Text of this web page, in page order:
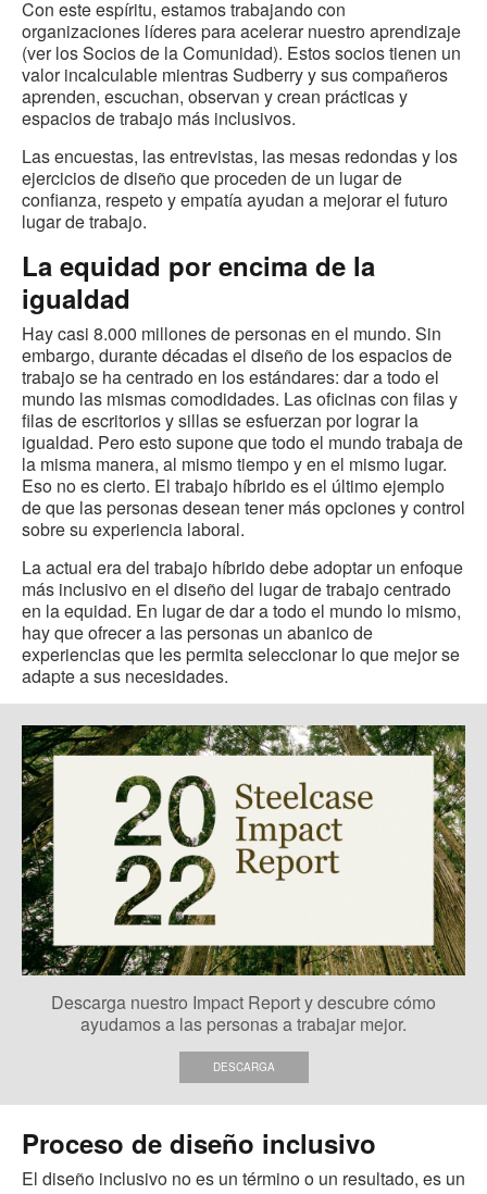
Con este espíritu, estamos trabajando con
organizaciones líderes para acelerar nuestro aprendizaje
(ver los Socios de la Comunidad). Estos socios tienen un
valor incalculable mientras Sudberry y sus compañeros
aprenden, escuchan, observan y crean prácticas y
espacios de trabajo más inclusivos.
Las encuestas, las entrevistas, las mesas redondas y los
ejercicios de diseño que proceden de un lugar de
confianza, respeto y empatía ayudan a mejorar el futuro
lugar de trabajo.
La equidad por encima de la
igualdad
Hay casi 8.000 millones de personas en el mundo. Sin
embargo, durante décadas el diseño de los espacios de
trabajo se ha centrado en los estándares: dar a todo el
mundo las mismas comodidades. Las oficinas con filas y
filas de escritorios y sillas se esfuerzan por lograr la
igualdad. Pero esto supone que todo el mundo trabaja de
la misma manera, al mismo tiempo y en el mismo lugar.
Eso no es cierto. El trabajo híbrido es el último ejemplo
de que las personas desean tener más opciones y control
sobre su experiencia laboral.
La actual era del trabajo híbrido debe adoptar un enfoque
más inclusivo en el diseño del lugar de trabajo centrado
en la equidad. En lugar de dar a todo el mundo lo mismo,
hay que ofrecer a las personas un abanico de
experiencias que les permita seleccionar lo que mejor se
adapte a sus necesidades.
Descarga nuestro Impact Report y descubre cómo
ayudamos a las personas a trabajar mejor.
DESCARGA
Proceso de diseño inclusivo
El diseño inclusivo no es un término o un resultado, es un